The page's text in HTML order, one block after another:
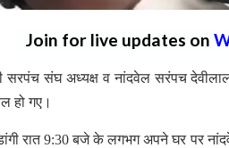
Join for live updates on
संघ अध्यक्ष व नांदवेल सरंपच देवीलाल
हो गए।
रात 9:30 बजे के लगभग अपने घर पर